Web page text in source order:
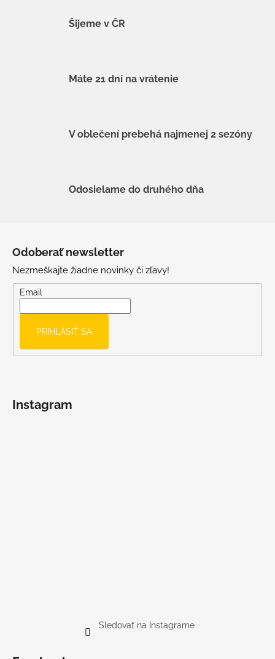
Šijeme v ČR
Máte 21 dní na vrátenie
V oblečení prebehá najmenej 2 sezóny
Odosielame do druhého dňa
Odoberať newsletter
Nezmeškajte žiadne novinky či zľavy!
Email
PRIHLÁSIŤ SA
Instagram
Sledovať na Instagrame